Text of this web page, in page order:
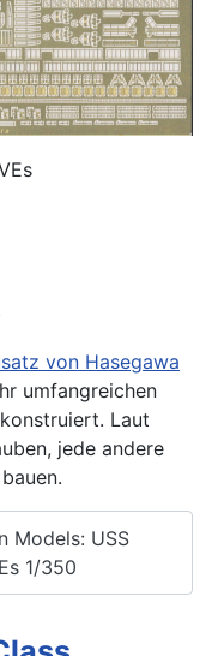
von Hasegawa
umfangreichen
konstruiert. Laut
jede andere
Models: USS
1/350